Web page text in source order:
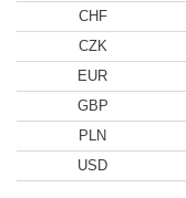
CHF
CZK
EUR
GBP
PLN
USD